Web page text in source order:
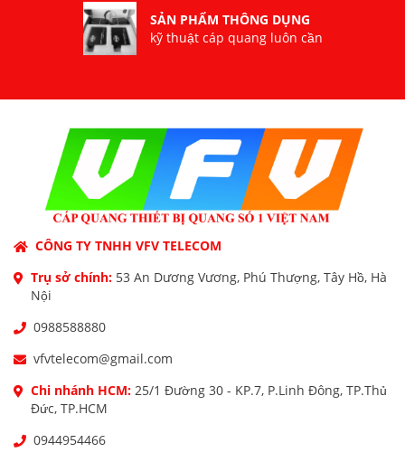
SẢN PHẨM THÔNG DỤNG
kỹ thuật cáp quang luôn cần
CÔNG TY TNHH VFV TELECOM
Trụ sở chính: 53 An Dương Vương, Phú Thượng, Tây Hồ, Hà
Nội
0988588880
vfvtelecom@gmail.com
Chi nhánh HCM: 25/1 Đường 30 - KP.7, P.Linh Đông, TP.Thủ
Đức, TP.HCM
0944954466